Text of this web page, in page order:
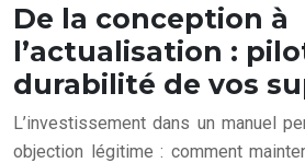
De la conception à
l’actualisation :
durabilité de vos
L’investissement dans un manuel
objection légitime : comment